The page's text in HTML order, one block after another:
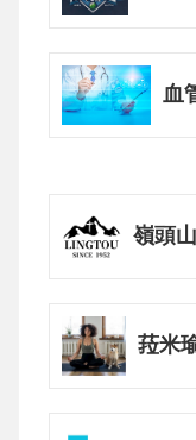
血
嶺頭
菈米